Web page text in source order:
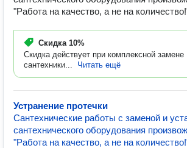
"Работа на качество, а не на
Скидка 10%
Скидка действует при комплексной замене
сантехники...
Читать ещё
Устранение протечки
Сантехнические работы с заменой и
сантехнического оборудования
"Работа на качество, а не на